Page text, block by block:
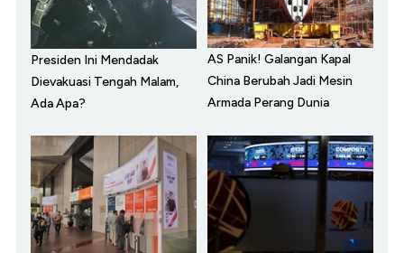
Presiden Ini Mendadak
Dievakuasi Tengah Malam,
Ada Apa?
AS Panik! Galangan Kapal
China Berubah Jadi Mesin
Armada Perang Dunia